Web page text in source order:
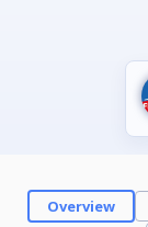
Overview